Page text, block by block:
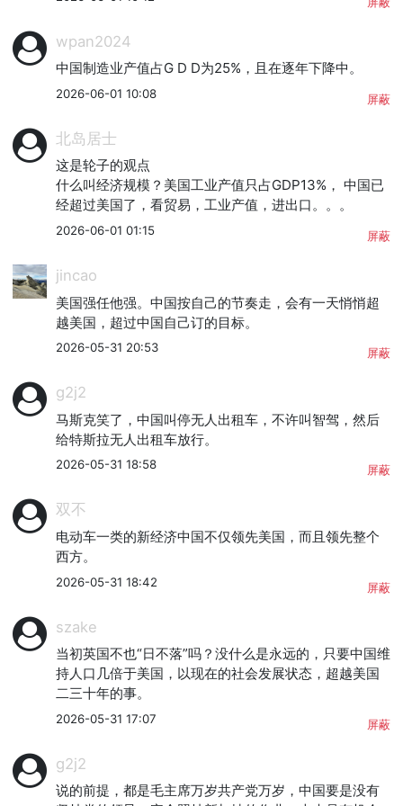
wpan2024
中国制造业产值占G D D为25%，且在逐年下降中。
2026-06-01 10:08 屏蔽
北岛居士
这是轮子的观点
什么叫经济规模？美国工业产值只占GDP13%， 中国已
经超过美国了，看贸易，工业产值，进出口。。。
2026-06-01 01:15 屏蔽
jincao
美国强任他强。中国按自己的节奏走，会有一天悄悄超
越美国，超过中国自己订的目标。
2026-05-31 20:53 屏蔽
g2j2
马斯克笑了，中国叫停无人出租车，不许叫智驾，然后
给特斯拉无人出租车放行。
2026-05-31 18:58 屏蔽
双不
电动车一类的新经济中国不仅领先美国，而且领先整个
西方。
2026-05-31 18:42 屏蔽
szake
当初英国不也“日不落”吗？没什么是永远的，只要中国维
持人口几倍于美国，以现在的社会发展状态，超越美国
二三十年的事。
2026-05-31 17:07 屏蔽
g2j2
说的前提，都是毛主席万岁共产党万岁，中国要是没有